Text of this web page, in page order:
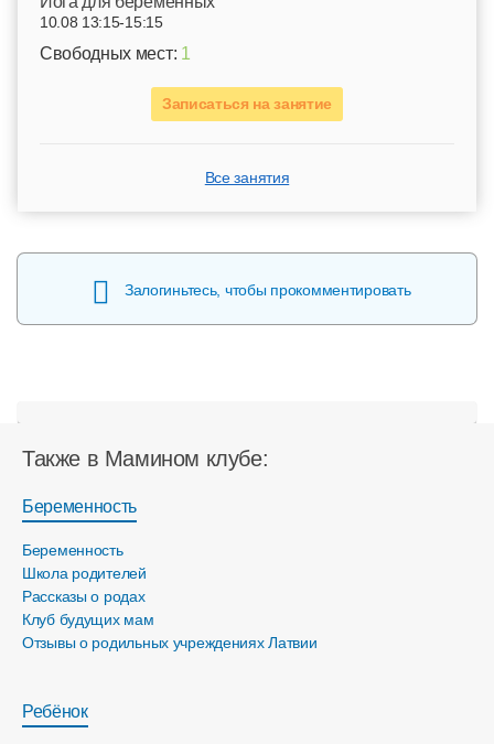
10.08 13:15-15:15
Свободных мест: 1
Записаться на занятие
Все занятия
Залогиньтесь, чтобы прокомментировать
Также в Мамином клубе:
Беременность
Беременность
Школа родителей
Рассказы о родах
Клуб будущих мам
Отзывы о родильных учреждениях Латвии
Ребёнок